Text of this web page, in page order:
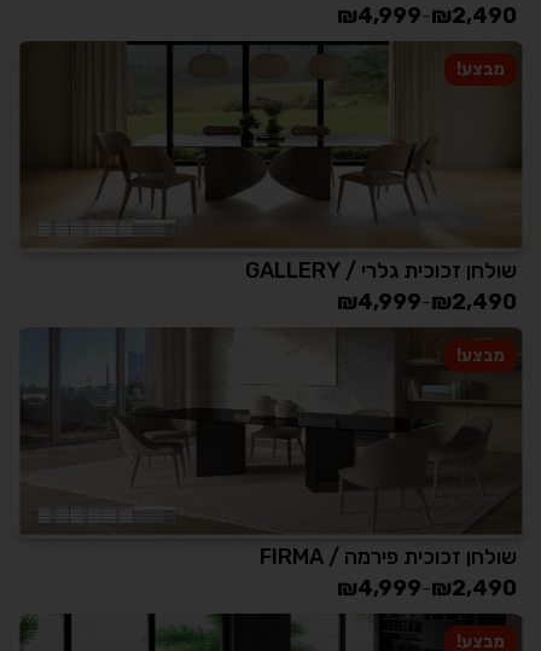
₪2,490
–
₪4,999
מבצע!
שולחן זכוכית גלרי / GALLERY
₪2,490
–
₪4,999
מבצע!
שולחן זכוכית פירמה / FIRMA
₪2,490
–
₪4,999
מבצע!